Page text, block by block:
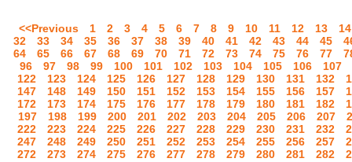
<<Previous 1 2 3 4 5 6 7 8 9 10 11 12 13
14
32
33 34 35 36 37 38 39 40 41 42 43 44 45
64
65 66 67 68 69 70 71 72 73 74 75 76 77
96
97 98 99 100 101 102 103 104 105 106
107
122
123 124 125 126 127 128 129 130 131 132
147
148 149 150 151 152 153 154 155 156 157
172
173 174 175 176 177 178 179 180 181 182
197
198 199 200 201 202 203 204 205 206 207
222
223 224 225 226 227 228 229 230 231 232
247
248 249 250 251 252 253 254 255 256 257
272
273 274 275 276 277 278 279 280 281 282